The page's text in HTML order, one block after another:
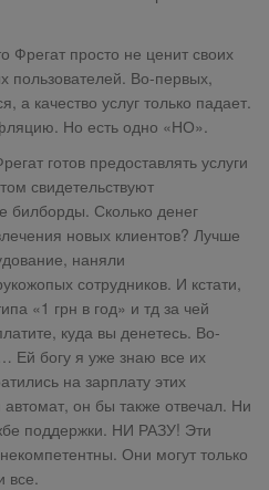
Фрегат просто не ценит своих
пользователей. Во-первых,
качество услуг только падает.
Но есть одно «НО».
готов предоставлять услуги
свидетельствуют
билборды. Сколько денег
новых клиентов? Лучше
наняли
сотрудников. И кстати,
«1 грн в год» и тд за чей
куда вы денетесь. Во-
Ей богу я уже знаю все их
на зарплату этих
он бы также отвечал. Ни
поддержки. НИ РАЗУ! Эти
Они могут только
все.